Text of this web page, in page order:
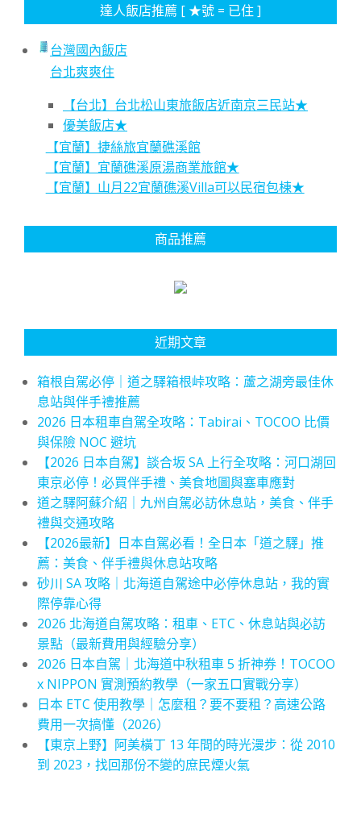
達人飯店推薦 [ ★號 = 已住 ]
台灣國內飯店
台北爽爽住
【台北】台北松山東旅飯店近南京三民站★
優美飯店★
【宜蘭】捷絲旅宜蘭礁溪館
【宜蘭】宜蘭礁溪原湯商業旅館★
【宜蘭】山月22宜蘭礁溪Villa可以民宿包棟★
商品推薦
近期文章
箱根自駕必停｜道之驛箱根峠攻略：蘆之湖旁最佳休
息站與伴手禮推薦
2026 日本租車自駕全攻略：Tabirai、TOCOO 比價
與保險 NOC 避坑
【2026 日本自駕】談合坂 SA 上行全攻略：河口湖回
東京必停！必買伴手禮、美食地圖與塞車應對
道之驛阿蘇介紹｜九州自駕必訪休息站，美食、伴手
禮與交通攻略
【2026最新】日本自駕必看！全日本「道之驛」推
薦：美食、伴手禮與休息站攻略
砂川 SA 攻略｜北海道自駕途中必停休息站，我的實
際停靠心得
2026 北海道自駕攻略：租車、ETC、休息站與必訪
景點（最新費用與經驗分享）
2026 日本自駕｜北海道中秋租車 5 折神券！TOCOO
x NIPPON 實測預約教學（一家五口實戰分享）
日本 ETC 使用教學｜怎麼租？要不要租？高速公路
費用一次搞懂（2026）
【東京上野】阿美橫丁 13 年間的時光漫步：從 2010
到 2023，找回那份不變的庶民煙火氣